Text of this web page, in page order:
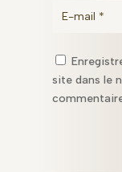
site dans le